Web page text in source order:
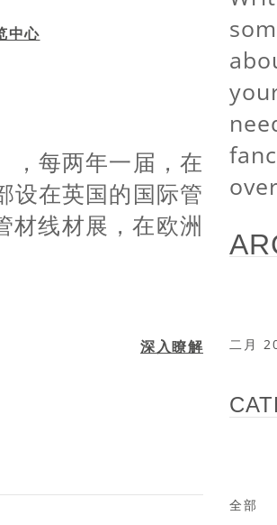
，每两年一届，在
设在英国的国际管
材线材展，在欧洲
深入瞭解 二月
全部